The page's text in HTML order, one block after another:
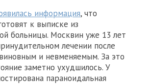
информация, что
к выписке из
больницы. Москвин уже 13 лет
лечении после
и невменяемым. За это
заметно ухудшилось. У
параноидальная